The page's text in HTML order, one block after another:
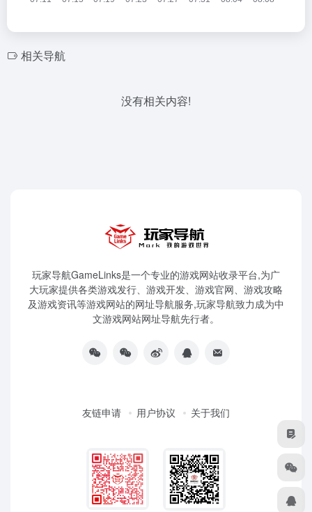
相关导航
没有相关内容!
玩家导航GameLinks是一个专业的游戏网站收录平台,为广
大玩家提供各类游戏发行、游戏开发、游戏官网、游戏攻略
及游戏资讯等游戏网站的网址导航服务,玩家导航致力成为中
文游戏网站网址导航先行者。
友链申请 用户协议 关于我们